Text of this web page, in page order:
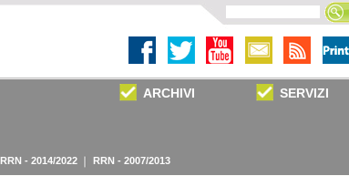
ARCHIVI SERVIZI
RRN - 2014/2022 RRN - 2007/2013